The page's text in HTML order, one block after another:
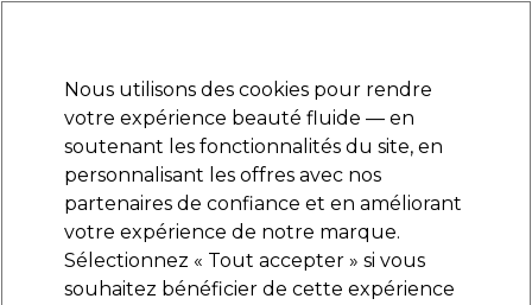
Se connecter
Marques Bons plans Coiffure Electro et Matériel
Livraison et délais
lire la suite
Nous utilisons des cookies pour rendre
votre expérience beauté fluide — en
soutenant les fonctionnalités du site, en
personnalisant les offres avec nos
partenaires de confiance et en améliorant
votre expérience de notre marque.
Sélectionnez « Tout accepter » si vous
souhaitez bénéficier de cette expérience